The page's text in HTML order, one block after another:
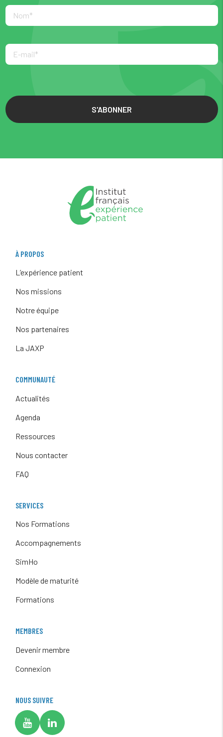
S'ABONNER
À PROPOS
L’expérience patient
Nos missions
Notre équipe
Nos partenaires
La JAXP
COMMUNAUTÉ
Actualités
Agenda
Ressources
Nous contacter
FAQ
SERVICES
Nos Formations
Accompagnements
SimHo
Modèle de maturité
Formations
MEMBRES
Devenir membre
Connexion
NOUS SUIVRE